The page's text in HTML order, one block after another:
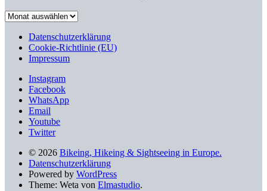
Stöbern
älteren
Beiträgen
Datenschutzerklärung
Cookie-Richtlinie (EU)
Impressum
Instagram
Facebook
WhatsApp
Email
Youtube
Twitter
© 2026 Bikeing, Hikeing & Sightseeing in Europe.
Datenschutzerklärung
Powered by WordPress
Theme: Weta von Elmastudio.